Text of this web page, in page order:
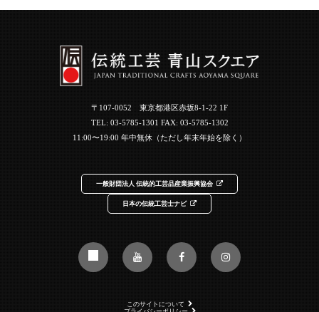
〒107-0052 東京都港区赤坂8-1-22 1F
TEL: 03-5785-1301 FAX: 03-5785-1302
11:00〜19:00 年中無休（ただし年末年始を除く）
一般財団法人 伝統的工芸品産業振興協会
日本の伝統工芸士ナビ
このサイトについて